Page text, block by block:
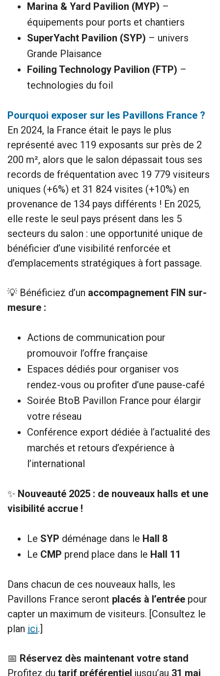
Marina & Yard Pavilion (MYP) –
équipements pour ports et chantiers
SuperYacht Pavilion (SYP) – univers
Grande Plaisance
Foiling Technology Pavilion (FTP) –
technologies du foil
Pourquoi exposer sur les Pavillons France ?
En 2024, la France était le pays le plus
représenté avec 119 exposants sur près de 2
200 m², alors que le salon dépassait tous ses
records de fréquentation avec 19 779 visiteurs
uniques (+6%) et 31 824 visites (+10%) en
provenance de 134 pays différents ! En 2025,
elle reste le seul pays présent dans les 5
secteurs du salon : une opportunité unique de
bénéficier d’une visibilité renforcée et
d’emplacements stratégiques à fort passage.
💡 Bénéficiez d’un accompagnement FIN sur-
mesure :
Actions de communication pour
promouvoir l’offre française
Espaces dédiés pour organiser vos
rendez-vous ou profiter d’une pause-café
Soirée BtoB Pavillon France pour élargir
votre réseau
Conférence export dédiée à l’actualité des
marchés et retours d’expérience à
l’international
✨ Nouveauté 2025 : de nouveaux halls et une
visibilité accrue !
Le SYP déménage dans le Hall 8
Le CMP prend place dans le Hall 11
Dans chacun de ces nouveaux halls, les
Pavillons France seront placés à l’entrée pour
capter un maximum de visiteurs. [Consultez le
plan ici.]
📅 Réservez dès maintenant votre stand
Profitez du tarif préférentiel jusqu’au 31 mai